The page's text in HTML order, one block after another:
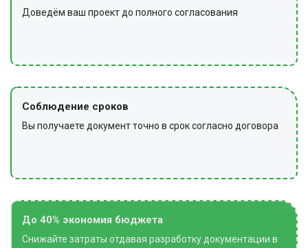
Доведём ваш проект до полного согласования
Соблюдение сроков
Вы получаете документ точно в срок согласно договора
До 40% экономия бюджета
Снижайте затраты отдавая разработку документации в